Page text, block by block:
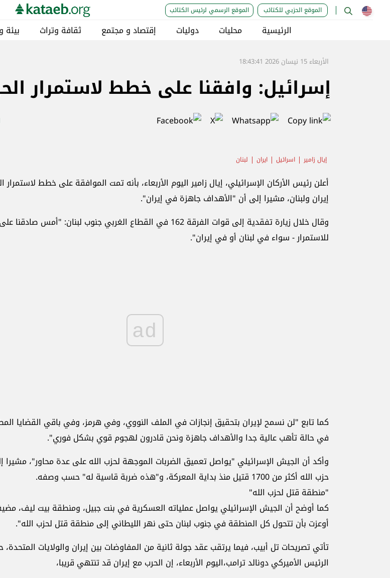
الموقع الحزبي للكتائب الموقع الرسمي لرئيس الكتائب
الرئيسية محليات دوليات إقتصاد و مجتمع ثقافة وتراث
الأربعاء 15 نيسان 2026 18:43:41
إسرائيل: وافقنا على خطط لاستمرار
إيال زامير اسرائيل ايران لبنان
أعلن رئيس الأركان الإسرائيلي، إيال زامير اليوم الأربعاء، بأنه تمت الموافقة على خطط
إيران ولبنان، مشيرا إلى أن "الأهداف جاهزة في إيران".
وقال خلال زيارة تفقدية إلى قوات الفرقة 162 في القطاع الغربي جنوب لبنان: "أمس
للاستمرار - سواء في لبنان أو في إيران".
ad
كما تابع "لن نسمح لإيران بتحقيق إنجازات في الملف النووي، وفي هرمز، وفي باقي القضايا
في حالة تأهب عالية جدا والأهداف جاهزة ونحن قادرون لهجوم قوي بشكل فوري".
وأكد أن الجيش الإسرائيلي "يواصل تعميق الضربات الموجهة لحزب الله على عدة محاور"، مشيرا
حزب الله أكثر من 1700 قتيل منذ بداية المعركة، و"هذه ضربة قاسية له" حسب وصفه.
"منطقة قتل لحزب الله"
كما أوضح أن الجيش الإسرائيلي يواصل عملياته العسكرية في بنت جبيل، ومنطقة بيت ليف،
أوعزت بأن تتحول كل المنطقة في جنوب لبنان حتى نهر الليطاني إلى منطقة قتل لحزب الله".
تأتي تصريحات تل أبيب، فيما يرتقب عقد جولة ثانية من المفاوضات بين إيران والولايات
الرئيس الأميركي دونالد ترامب،اليوم الأربعاء، إن الحرب مع إيران قد تنتهي قريبا،